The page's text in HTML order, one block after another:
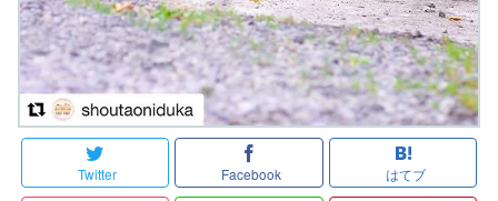
Twitter Facebook はてブ